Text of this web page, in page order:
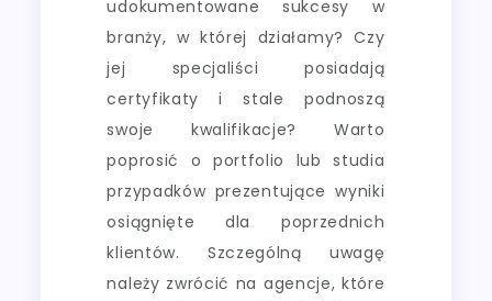
udokumentowane sukcesy w
branży, w której działamy? Czy
jej specjaliści posiadają
certyfikaty i stale podnoszą
swoje kwalifikacje? Warto
poprosić o portfolio lub studia
przypadków prezentujące wyniki
osiągnięte dla poprzednich
klientów. Szczególną uwagę
należy zwrócić na agencje, które